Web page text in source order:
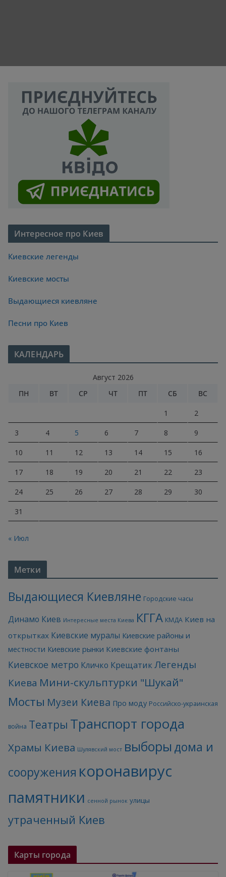
Интересное про Киев
Киевские легенды
Киевские мосты
Выдающиеся киевляне
Песни про Киев
КАЛЕНДАРЬ
Август 2026
ПН
ВТ СР ЧТ ПТ СБ ВС
1 2
3 4 5 6 7 8 9
10 11 12 13 14 15 16
17 18 19 20 21 22 23
24 25 26 27 28 29 30
31
« Июл
Метки
Выдающиеся Киевляне Городские часы
Динамо Киев Интересные места Киева КГГА КМДА Киев на
открытках Киевские муралы Киевские районы и
местности Киевские рынки Киевские фонтаны
Киевское метро Кличко КрещатикЛегенды
Киева Мини-скульптурки "Шукай"
Мосты Музеи Киева Про моду Российско-украинская
война Театры Транспорт города
Храмы Киева Шулявский мост выборы дома и
сооружения коронавирус
памятники сенной рынок улицы
утраченный Киев
Карты города